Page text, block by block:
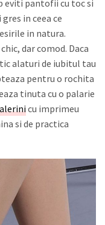
eviti pantofii cu toc si
in ceea ce
in natura.
dar comod. Daca
alaturi de iubitul tau
pentru o rochita
tinuta cu o palarie
cu imprimeu
si de practica